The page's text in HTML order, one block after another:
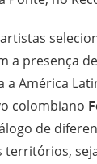
a presença
América
colombiano
de
territórios,